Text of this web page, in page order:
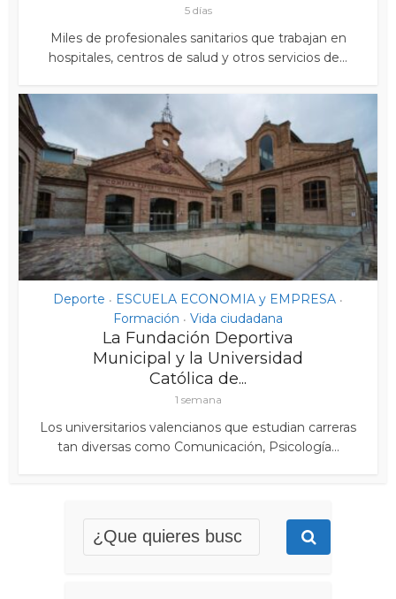
5 días
Miles de profesionales sanitarios que trabajan en
hospitales, centros de salud y otros servicios de...
Deporte • ESCUELA ECONOMIA y EMPRESA •
Formación • Vida ciudadana
La Fundación Deportiva
Municipal y la Universidad
Católica de...
1 semana
Los universitarios valencianos que estudian carreras
tan diversas como Comunicación, Psicología...